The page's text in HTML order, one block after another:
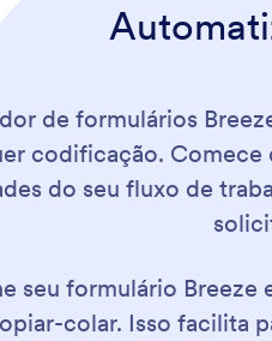
de formulários
codificação. Comece
do seu fluxo de
seu formulário Breeze
colar. Isso facilita